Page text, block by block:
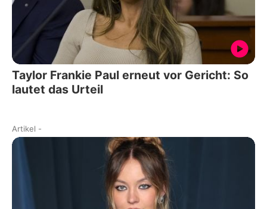
Taylor Frankie Paul erneut vor Gericht: So
lautet das Urteil
Artikel -